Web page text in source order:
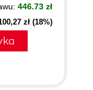
446.73 zł
zł (18%)